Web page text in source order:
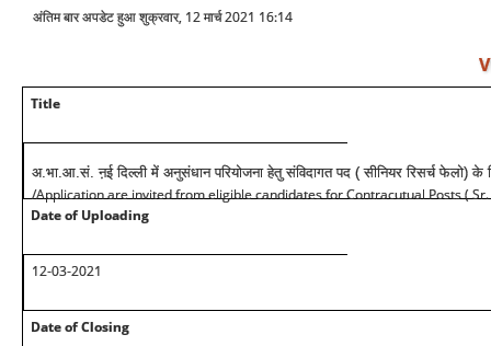
अंतिम बार अपडेट हुआ शुक्रवार, 12 मार्च 2021 16:14
Title
अ.भा.आ.सं. ऩई दिल्ली में अनुसंधान परियोजना हेतु संविदागत पद ( सीनियर रिसर्च फेलो)
/Application are invited from eligible candidates for Contracutual Posts (
Date of Uploading
12-03-2021
Date of Closing